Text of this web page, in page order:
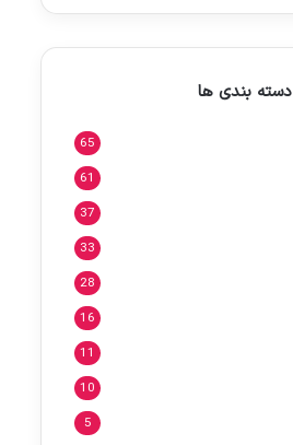
دسته بندی ها
65
61
37
33
28
16
11
10
5